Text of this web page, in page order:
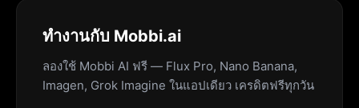
ทำงานกับ Mobbi.ai
ลองใช้ Mobbi AI ฟรี — Flux Pro, Nano Banana,
Imagen, Grok Imagine ในแอปเดียว เครดิตฟรีทุกวัน